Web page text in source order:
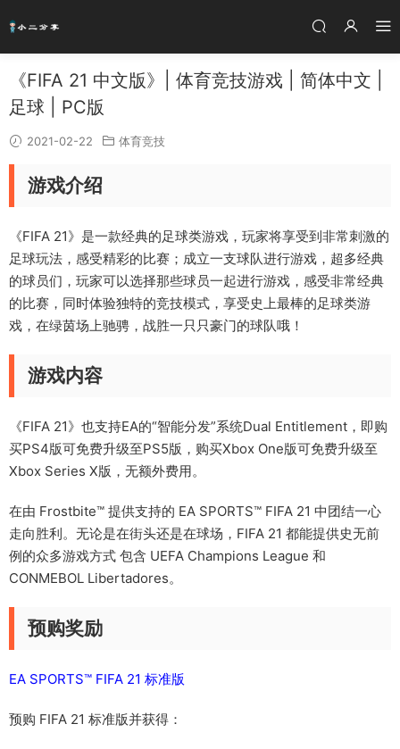
《FIFA 21 中文版》| 体育竞技游戏 | 简体中文 |
足球 | PC版
2021-02-22 体育竞技
游戏介绍
《FIFA 21》是一款经典的足球类游戏，玩家将享受到非常刺激的
足球玩法，感受精彩的比赛；成立一支球队进行游戏，超多经典
的球员们，玩家可以选择那些球员一起进行游戏，感受非常经典
的比赛，同时体验独特的竞技模式，享受史上最棒的足球类游
戏，在绿茵场上驰骋，战胜一只只豪门的球队哦！
游戏内容
《FIFA 21》也支持EA的“智能分发”系统Dual Entitlement，即购
买PS4版可免费升级至PS5版，购买Xbox One版可免费升级至
Xbox Series X版，无额外费用。
在由 Frostbite™ 提供支持的 EA SPORTS™ FIFA 21 中团结一心
走向胜利。无论是在街头还是在球场，FIFA 21 都能提供史无前
例的众多游戏方式 包含 UEFA Champions League 和
CONMEBOL Libertadores。
预购奖励
EA SPORTS™ FIFA 21 标准版
预购 FIFA 21 标准版并获得：